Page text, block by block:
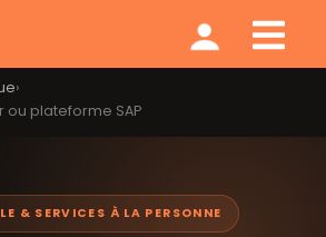
›
ou plateforme SAP
& SERVICES À LA PERSONNE